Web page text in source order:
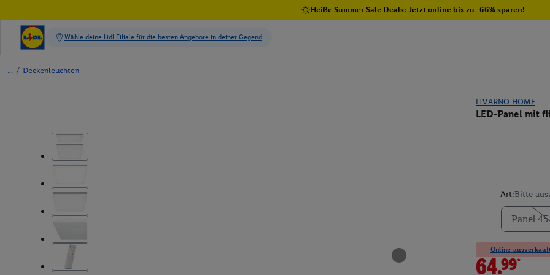
Heiße Summer Sale Deals: Jetzt online bis zu -66% sparen!
/ Deckenleuchten
LIVARNO HOME
LED-Panel mit
Art:Bitte
Panel
Online
64.99*